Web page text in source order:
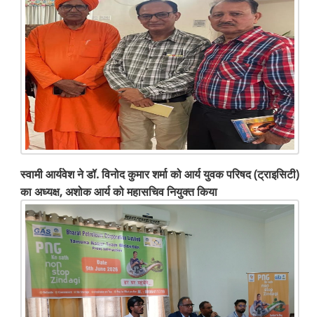
स्वामी आर्यवेश ने डॉ. विनोद कुमार शर्मा को आर्य युवक परिषद (ट्राइसिटी)
का अध्यक्ष, अशोक आर्य को महासचिव नियुक्त किया